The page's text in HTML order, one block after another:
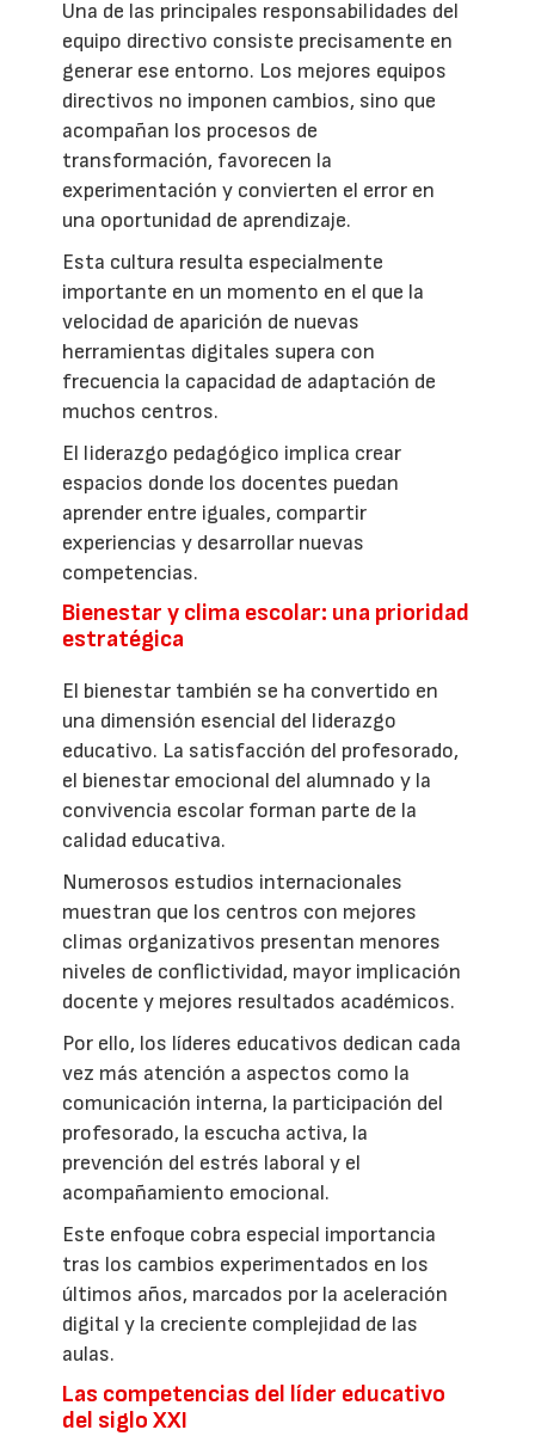
Una de las principales responsabilidades del
equipo directivo consiste precisamente en
generar ese entorno. Los mejores equipos
directivos no imponen cambios, sino que
acompañan los procesos de
transformación, favorecen la
experimentación y convierten el error en
una oportunidad de aprendizaje.
Esta cultura resulta especialmente
importante en un momento en el que la
velocidad de aparición de nuevas
herramientas digitales supera con
frecuencia la capacidad de adaptación de
muchos centros.
El liderazgo pedagógico implica crear
espacios donde los docentes puedan
aprender entre iguales, compartir
experiencias y desarrollar nuevas
competencias.
Bienestar y clima escolar: una prioridad
estratégica
El bienestar también se ha convertido en
una dimensión esencial del liderazgo
educativo. La satisfacción del profesorado,
el bienestar emocional del alumnado y la
convivencia escolar forman parte de la
calidad educativa.
Numerosos estudios internacionales
muestran que los centros con mejores
climas organizativos presentan menores
niveles de conflictividad, mayor implicación
docente y mejores resultados académicos.
Por ello, los líderes educativos dedican cada
vez más atención a aspectos como la
comunicación interna, la participación del
profesorado, la escucha activa, la
prevención del estrés laboral y el
acompañamiento emocional.
Este enfoque cobra especial importancia
tras los cambios experimentados en los
últimos años, marcados por la aceleración
digital y la creciente complejidad de las
aulas.
Las competencias del líder educativo
del siglo XXI